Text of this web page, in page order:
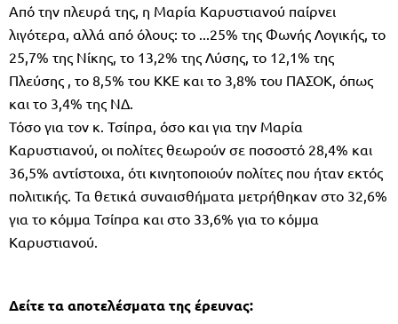
Από την πλευρά της, η Μαρία Καρυστιανού παίρνει
λιγότερα, αλλά από όλους: το ...25% της Φωνής Λογικής, το
25,7% της Νίκης, το 13,2% της Λύσης, το 12,1% της
Πλεύσης , το 8,5% του ΚΚΕ και το 3,8% του ΠΑΣΟΚ, όπως
και το 3,4% της ΝΔ.
Τόσο για τον κ. Τσίπρα, όσο και για την Μαρία
Καρυστιανού, οι πολίτες θεωρούν σε ποσοστό 28,4% και
36,5% αντίστοιχα, ότι κινητοποιούν πολίτες που ήταν εκτός
πολιτικής. Τα θετικά συναισθήματα μετρήθηκαν στο 32,6%
για το κόμμα Τσίπρα και στο 33,6% για το κόμμα
Καρυστιανού.
Δείτε τα αποτελέσματα της έρευνας: